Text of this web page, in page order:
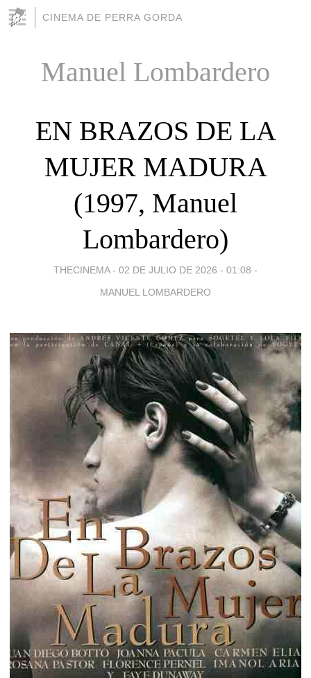
CINEMA DE PERRA GORDA
Manuel Lombardero
EN BRAZOS DE LA
MUJER MADURA
(1997, Manuel
Lombardero)
THECINEMA - 02 DE JULIO DE 2026 - 01:08 -
MANUEL LOMBARDERO